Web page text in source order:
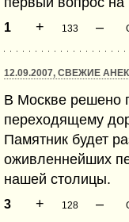
1 + 133 –
12.09.2007, СВЕЖИЕ
В Москве решено
переходящему
Памятник будет
оживленнейших
нашей столицы.
3 + 128 –